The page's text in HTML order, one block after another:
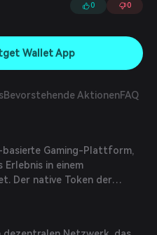
0 0
Wallet App
Bevorstehende AktionenFAQ
basierte Gaming-Plattform,
Erlebnis in einem
Der native Token der
Transaktionen und